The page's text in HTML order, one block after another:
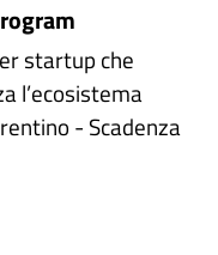
startup che
l’ecosistema
- Scadenza